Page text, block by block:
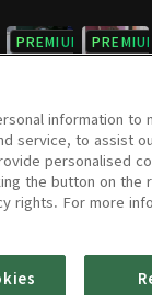
PREMIUM
PREMIUM
21회 22회
information to
service, to assist
personalised
the button on the
rights. For more